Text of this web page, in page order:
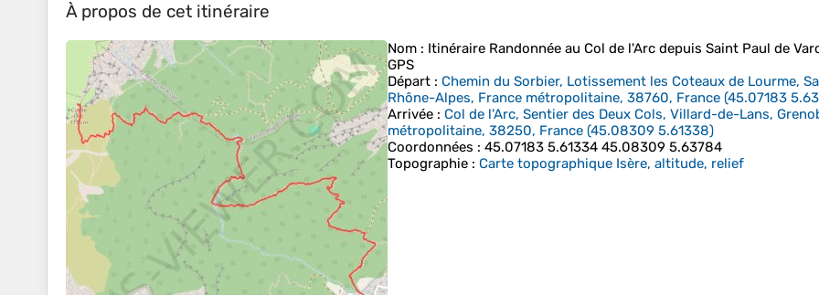
À propos de cet itinéraire
Nom : Itinéraire Randonnée au Col de l'Arc depuis Saint Paul de
GPS
Départ : Chemin du Sorbier, Lotissement les Coteaux de Lourme,
Rhône-Alpes, France métropolitaine, 38760, France (45.07183
Arrivée : Col de l'Arc, Sentier des Deux Cols, Villard-de-Lans,
métropolitaine, 38250, France (45.08309 5.61338)
Coordonnées : 45.07183 5.61334 45.08309 5.63784
Topographie : Carte topographique Isère, altitude, relief